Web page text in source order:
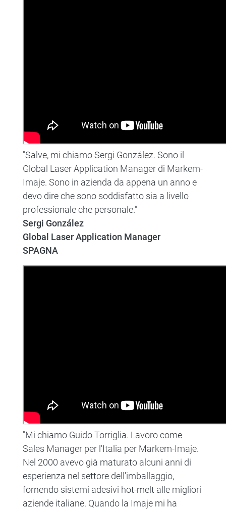
"Salve, mi chiamo Sergi González. Sono il
Global Laser Application Manager di Markem-
Imaje. Sono in azienda da appena un anno e
devo dire che sono soddisfatto sia a livello
professionale che personale."
Sergi González
Global Laser Application Manager
SPAGNA
"Mi chiamo Guido Torriglia. Lavoro come
Sales Manager per l'Italia per Markem-Imaje.
Nel 2000 avevo già maturato alcuni anni di
esperienza nel settore dell'imballaggio,
fornendo sistemi adesivi hot-melt alle migliori
aziende italiane. Quando la Imaje mi ha